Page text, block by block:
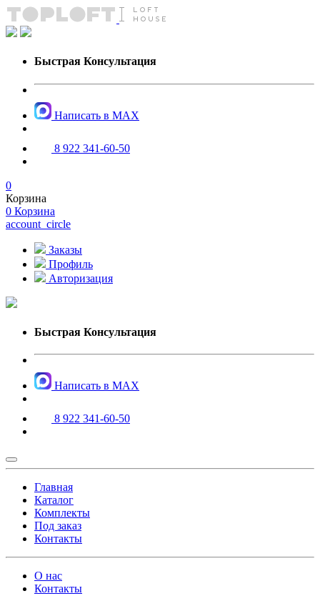
Быстрая Консультация
Написать в MAX
8 922 341-60-50
0
Корзина
0 Корзина
account_circle
Заказы
Профиль
Авторизация
Быстрая Консультация
Написать в MAX
8 922 341-60-50
Главная
Каталог
Комплекты
Под заказ
Контакты
О нас
Контакты